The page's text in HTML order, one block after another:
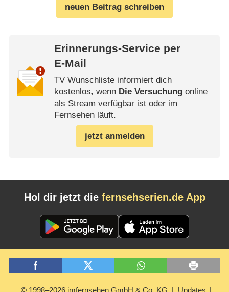
neuen Beitrag schreiben
Erinnerungs-Service per
E-Mail
TV Wunschliste informiert dich
kostenlos, wenn Die Versuchungonline
als Stream verfügbar ist oder im
Fernsehen läuft.
jetzt anmelden
Hol dir jetzt die fernsehserien.de App
© 1998–2026 imfernsehen GmbH & Co. KG Updates